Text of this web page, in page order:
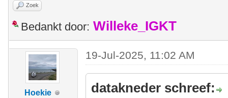
Zoek
Bedankt door: Willeke_IGKT
Hoekie
19-Jul-2025, 11:02 AM
datakneder schreef: